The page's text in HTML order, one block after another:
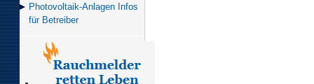
Photovoltaik-Anlagen Infos
für Betreiber